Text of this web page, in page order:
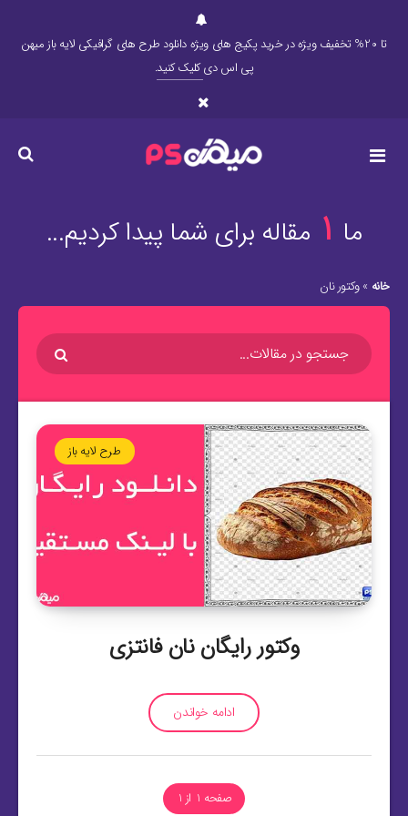
تا 20% تخفیف ویژه در خرید پکیج های ویژه دانلود طرح های گرافیکی لایه باز میهن
پی اس دیکلیک کنید.
ما 1 مقاله برای شما پیدا کردیم...
خانه »وکتور نان
طرح لایه باز
وکتور رایگان نان فانتزی
ادامه خواندن
صفحه 1 از 1